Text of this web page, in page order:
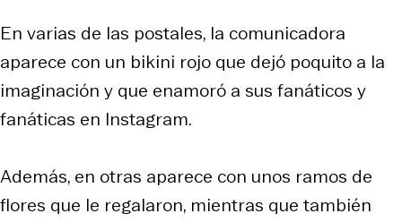
En varias de las postales, la comunicadora
aparece con un bikini rojo que dejó poquito a la
imaginación y que enamoró a sus fanáticos y
fanáticas en Instagram.
Además, en otras aparece con unos ramos de
flores que le regalaron, mientras que también